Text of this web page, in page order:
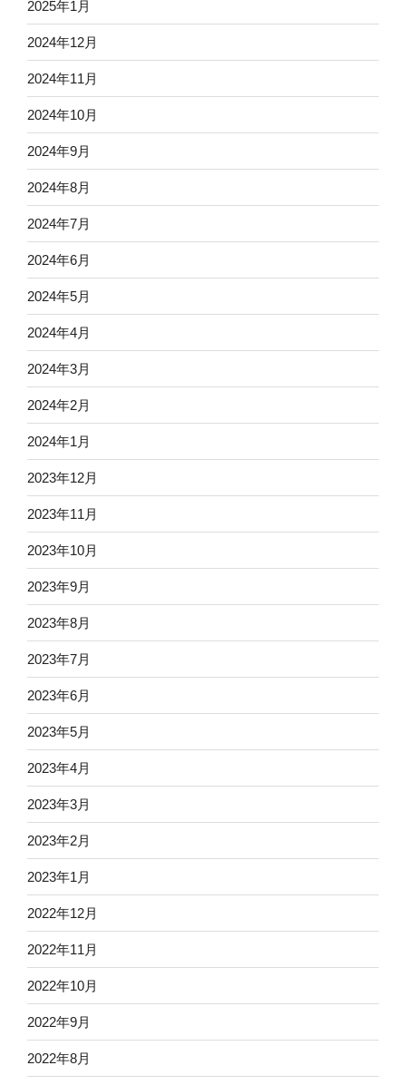
2025年1月
2024年12月
2024年11月
2024年10月
2024年9月
2024年8月
2024年7月
2024年6月
2024年5月
2024年4月
2024年3月
2024年2月
2024年1月
2023年12月
2023年11月
2023年10月
2023年9月
2023年8月
2023年7月
2023年6月
2023年5月
2023年4月
2023年3月
2023年2月
2023年1月
2022年12月
2022年11月
2022年10月
2022年9月
2022年8月